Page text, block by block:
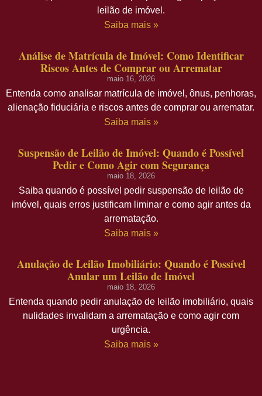
leilão de imóvel.
Saiba mais »
Análise de Matrícula de Imóvel: Como Identificar
Riscos Antes de Comprar ou Arrematar
maio 16, 2026
Entenda como analisar matrícula de imóvel, ônus, penhoras,
alienação fiduciária e riscos antes de comprar ou arrematar.
Saiba mais »
Suspensão de Leilão de Imóvel: Quando é Possível
Pedir e Como Agir com Segurança
maio 18, 2026
Saiba quando é possível pedir suspensão de leilão de
imóvel, quais erros justificam liminar e como agir antes da
arrematação.
Saiba mais »
Anulação de Leilão Imobiliário: Quando é Possível
Anular um Leilão de Imóvel
maio 18, 2026
Entenda quando pedir anulação de leilão imobiliário, quais
nulidades invalidam a arrematação e como agir com
urgência.
Saiba mais »